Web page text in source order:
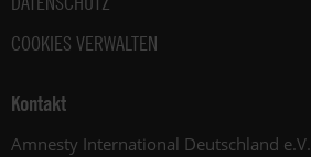
COOKIES VERWALTEN
Kontakt
Amnesty International Deutschland e.V.